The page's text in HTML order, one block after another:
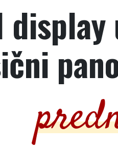
display